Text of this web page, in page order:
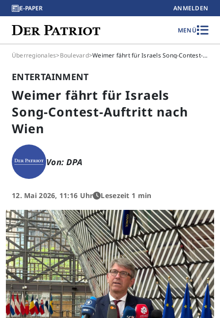
E-PAPER ANMELDEN
MENÜ
Überregionales>Boulevard> Weimer fährt für Israels Song-Contest-Auftritt nach Wien
ENTERTAINMENT
Weimer fährt für Israels
Song-Contest-Auftritt nach
Wien
Von: DPA
12. Mai 2026, 11:16 Uhr Lesezeit 1 min